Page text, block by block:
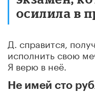
осилила в
Д. справится,
исполнить свою
Я верю в неё.
Не имей сто